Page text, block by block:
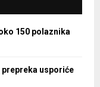
150 polaznika
usporiće